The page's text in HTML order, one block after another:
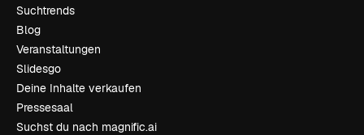
Suchtrends
Blog
Veranstaltungen
Slidesgo
Deine Inhalte verkaufen
Pressesaal
Suchst du nach magnific.ai